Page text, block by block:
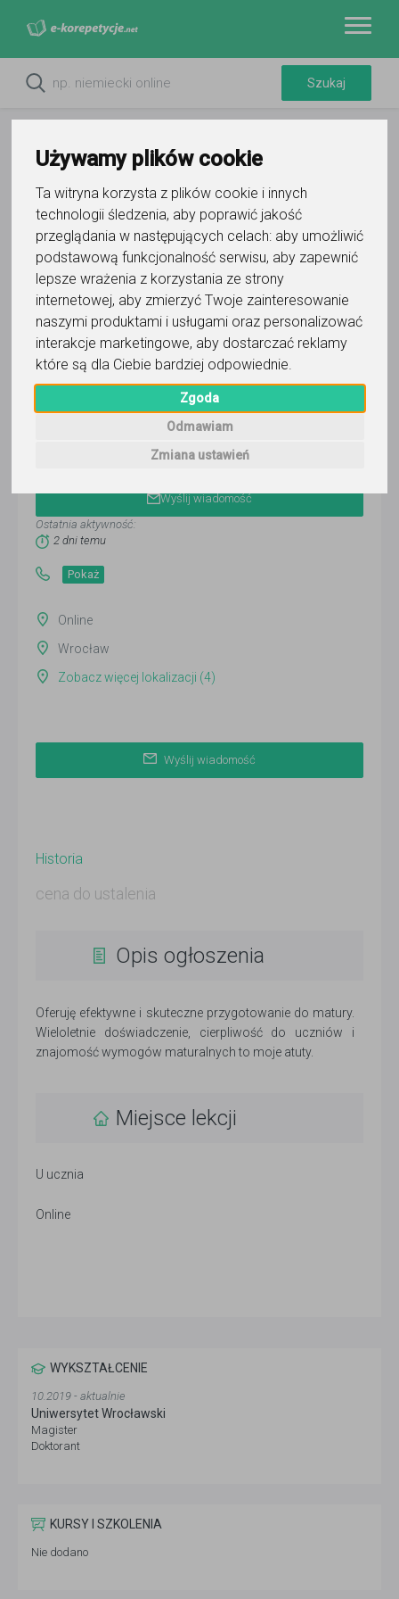
Używamy plików cookie
Ta witryna korzysta z plików cookie i innych
technologii śledzenia, aby poprawić jakość
przeglądania w następujących celach: aby umożliwić
podstawową funkcjonalność serwisu, aby zapewnić
lepsze wrażenia z korzystania ze strony
internetowej, aby zmierzyć Twoje zainteresowanie
naszymi produktami i usługami oraz personalizować
interakcje marketingowe, aby dostarczać reklamy
które są dla Ciebie bardziej odpowiednie
Zgoda
Odmawiam
Zmiana ustawień
Do ulubionych
Oznacz wystąpienie kontaktu
Wyślij wiadomość
Ostatnia aktywność:
2 dni temu
Pokaż
Online
Wrocław
Zobacz więcej lokalizacji (4)
Wyślij wiadomość
Historia
cena do ustalenia
Opis ogłoszenia
Oferuję efektywne i skuteczne przygotowanie do matury.
Wieloletnie doświadczenie, cierpliwość do uczniów i
znajomość wymogów maturalnych to moje atuty.
Miejsce lekcji
U ucznia
Online
WYKSZTAŁCENIE
10.2019 - aktualnie
Uniwersytet Wrocławski
Magister
Doktorant
KURSY I SZKOLENIA
Nie dodano